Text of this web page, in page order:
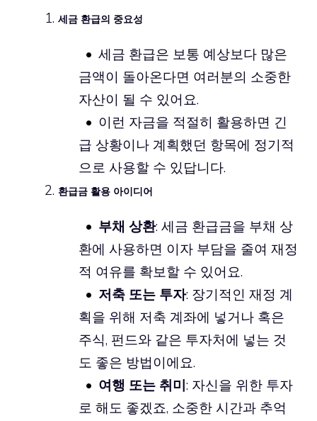
세금 환급의 중요성
세금 환급은 보통 예상보다 많은
금액이 돌아온다면 여러분의 소중한
자산이 될 수 있어요.
이런 자금을 적절히 활용하면 긴
급 상황이나 계획했던 항목에 정기적
으로 사용할 수 있답니다.
환급금 활용 아이디어
부채 상환: 세금 환급금을 부채 상
환에 사용하면 이자 부담을 줄여 재정
적 여유를 확보할 수 있어요.
저축 또는 투자: 장기적인 재정 계
획을 위해 저축 계좌에 넣거나 혹은
주식, 펀드와 같은 투자처에 넣는 것
도 좋은 방법이에요.
여행 또는 취미: 자신을 위한 투자
로 해도 좋겠죠, 소중한 시간과 추억